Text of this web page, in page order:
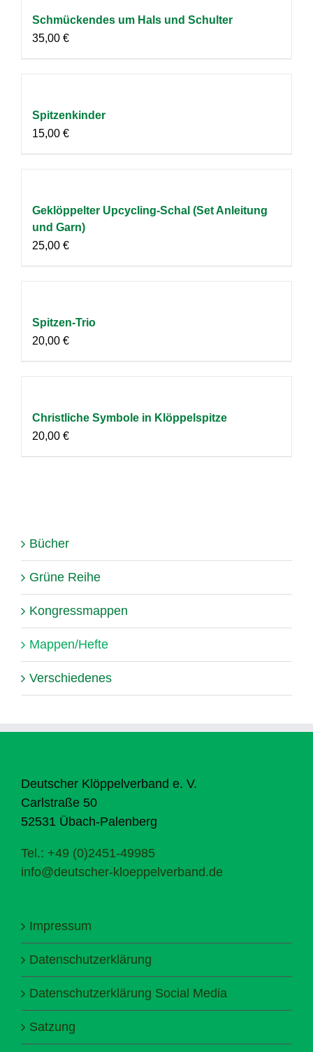
Schmückendes um Hals und Schulter
35,00 €
Spitzenkinder
15,00 €
Geklöppelter Upcycling-Schal (Set Anleitung
und Garn)
25,00 €
Spitzen-Trio
20,00 €
Christliche Symbole in Klöppelspitze
20,00 €
Bücher
Grüne Reihe
Kongressmappen
Mappen/Hefte
Verschiedenes
Deutscher Klöppelverband e. V.
Carlstraße 50
52531 Übach-Palenberg
Tel.: +49 (0)2451-49985
info@deutscher-kloeppelverband.de
Impressum
Datenschutzerklärung
Datenschutzerklärung Social Media
Satzung